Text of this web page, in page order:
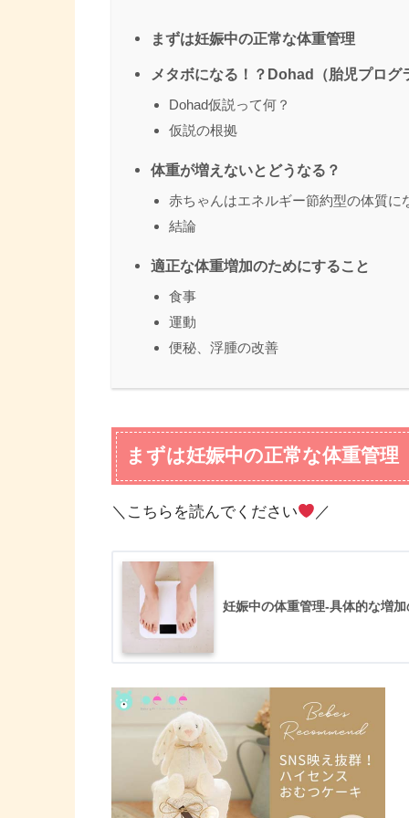
まずは妊娠中の正常な体重管理
メタボになる！？Dohad（胎児プログ
Dohad仮説って何？
仮説の根拠
体重が増えないとどうなる？
赤ちゃんはエネルギー節約型の体質に
結論
適正な体重増加のためにすること
食事
運動
便秘、浮腫の改善
まずは妊娠中の正常な体重管理
＼こちらを読んでください ／
妊娠中の体重管理-具体的な増